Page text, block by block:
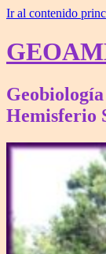
Ir al contenido
Hemisferio